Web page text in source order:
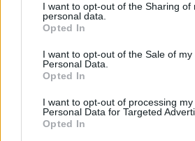
I want to opt-out of the Sharing of
personal data.
Opted In
I want to opt-out of the Sale of my
Personal Data.
Opted In
I want to opt-out of processing my
Personal Data for Targeted
Opted In